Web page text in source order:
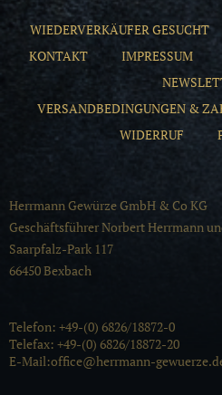
WIEDERVERKÄUFER GESUCHT
KONTAKT
IMPRESSUM
VERSANDBEDINGUNGEN &
WIDERRUF
Herrmann Gewürze GmbH & Co KG
Geschäftsführer Norbert Herrmann
Saarpfalz-Park 117
66450 Bexbach
Telefon: +49-(0) 6826/18872-0
Telefax: +49-(0) 6826/18872-20
E-Mail:office@herrmann-